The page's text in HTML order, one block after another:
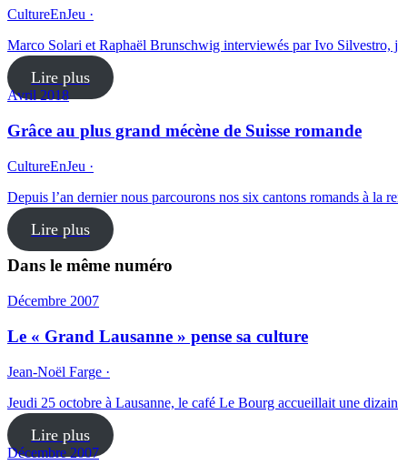
CultureEnJeu ·
Marco Solari et Raphaël Brunschwig interviewés par Ivo
Lire plus
Avril 2018
Grâce au plus grand mécène de Suisse romande
CultureEnJeu ·
Depuis l’an dernier nous parcourons nos six cantons romands à la
Lire plus
Dans le même numéro
Décembre 2007
Le « Grand Lausanne » pense sa culture
Jean-Noël Farge ·
Jeudi 25 octobre à Lausanne, le café Le Bourg accueil­lait une
Lire plus
Décembre 2007